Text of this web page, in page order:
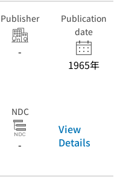
Publisher
-
Publication
date
1965年
NDC
-
View
Details